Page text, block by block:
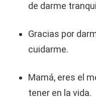
de darme
Gracias por
cuidarme.
Mamá, eres el
tener en la vida.